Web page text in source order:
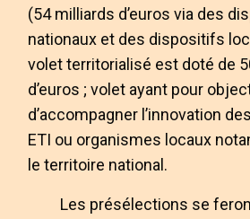
(54 milliards d’euros via des
nationaux et des dispositifs
volet territorialisé est doté de
d’euros ; volet ayant pour
d’accompagner l’innovation
ETI ou organismes locaux
le territoire national.
Les présélections se